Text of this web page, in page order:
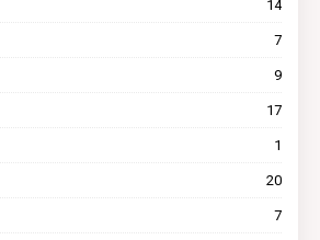
14
7
9
17
1
20
7